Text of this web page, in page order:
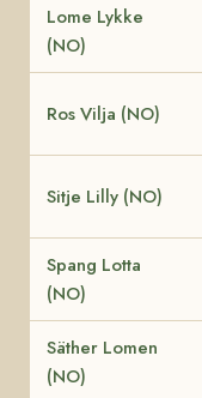
Lome Lykke
(NO)
Ros Vilja (NO)
Sitje Lilly (NO)
Spang Lotta
(NO)
Säther Lomen
(NO)